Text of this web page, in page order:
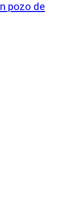
pozo de